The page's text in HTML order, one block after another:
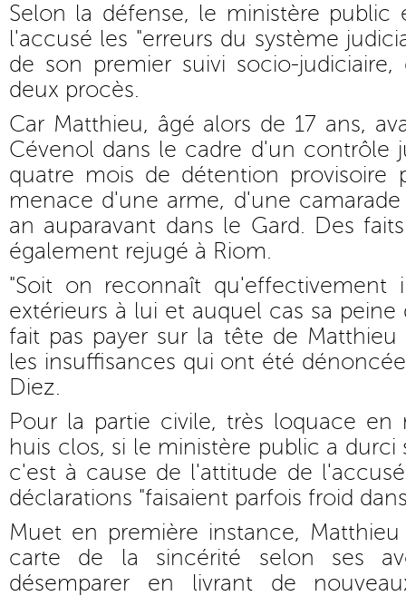
Selon la défense, le ministère public
l'accusé les "erreurs du système
de son premier suivi socio-
deux procès.
Car Matthieu, âgé alors de 17 ans,
Cévenol dans le cadre d'un contrôle
quatre mois de détention provisoire
menace d'une arme, d'une
an auparavant dans le Gard. Des
également rejugé à Riom.
"Soit on reconnaît
extérieurs à lui et auquel cas sa
fait pas payer sur la tête de
les insuffisances qui ont été
Diez.
Pour la partie civile, très loquace en
huis clos, si le ministère public a durci
c'est à cause de l'attitude de
déclarations "faisaient parfois froid
Muet en première instance,
carte de la sincérité selon ses
désemparer en livrant de